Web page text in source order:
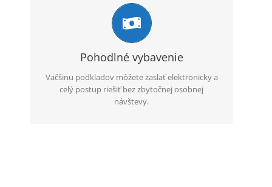
Pohodlné vybavenie
Väčšinu podkladov môžete zaslať elektronicky a
celý postup riešiť bez zbytočnej osobnej
návštevy.
Online komunikácia
Komunikácia prebieha e-mailom alebo
telefonicky, pričom klient má jasné informácie o
ďalšom postupe.